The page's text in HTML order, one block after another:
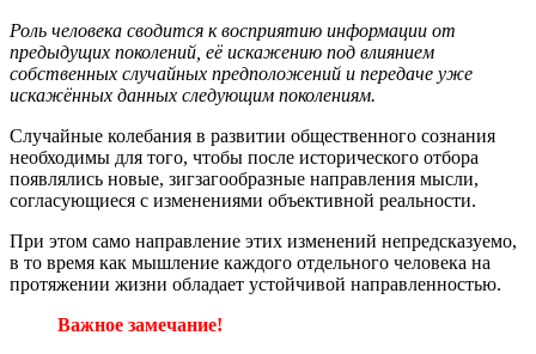
Роль человека сводится к восприятию информации от
предыдущих поколений, её искажению под влиянием
собственных случайных предположений и передаче уже
искажённых данных следующим поколениям.
Случайные колебания в развитии общественного сознания
необходимы для того, чтобы после исторического отбора
появлялись новые, зигзагообразные направления мысли,
согласующиеся с изменениями объективной реальности.
При этом само направление этих изменений непредсказуемо,
в то время как мышление каждого отдельного человека на
протяжении жизни обладает устойчивой направленностью.
Важное замечание!